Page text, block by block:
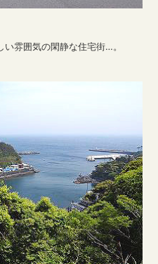
雰囲気の閑静な住宅街…。